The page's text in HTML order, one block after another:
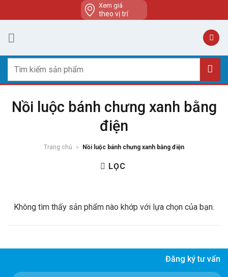
to
content
Xem giá
theo vị trí
kiếm:
Nồi luộc bánh chưng xanh bằng
điện
Trang chủ » Nồi luộc bánh chưng xanh bằng điện
LỌC
Không tìm thấy sản phẩm nào khớp với lựa chọn của bạn.
Đăng ký tư vấn